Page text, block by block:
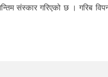
संस्कार गरिएको छ । गरिब